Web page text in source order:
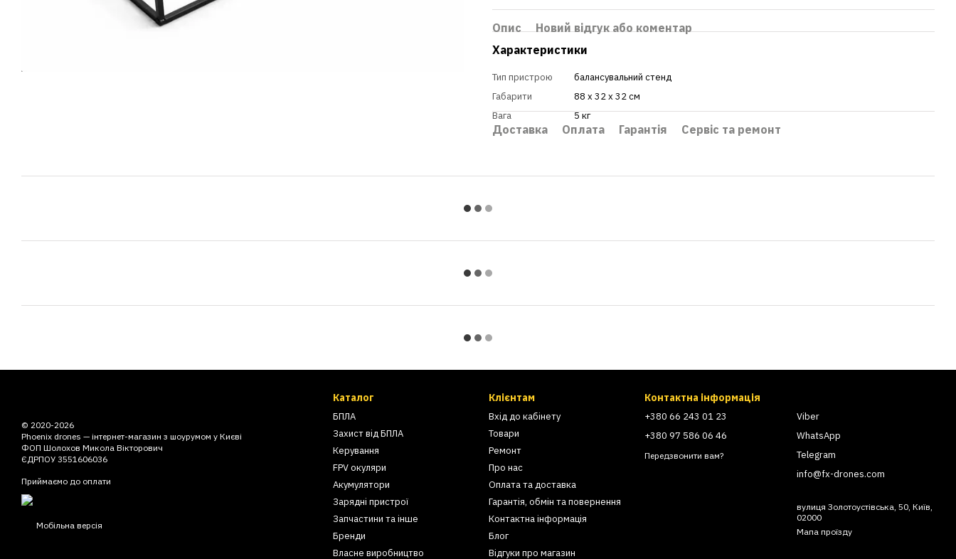
Опис
Новий відгук або коментар
Характеристики
Тип пристрою
балансувальний стенд
Габарити
88 х 32 х 32 см
Вага
5 кг
Доставка Оплата Гарантія Сервіс та ремонт
© 2020-2026
Phoenix drones — інтернет-магазин з шоурумом у Києві
ФОП Шолохов Микола Вікторович
ЄДРПОУ 3551606036
Приймаємо до оплати
Мобільна версія
Каталог
БПЛА
Захист від БПЛА
Керування
FPV окуляри
Акумулятори
Зарядні пристрої
Запчастини та інше
Бренди
Власне виробництво
Клієнтам
Вхід до кабінету
Товари
Ремонт
Про нас
Оплата та доставка
Гарантія, обмін та повернення
Контактна інформація
Блог
Відгуки про магазин
Контактна інформація
+380 66 243 01 23
+380 97 586 06 46
Передзвонити вам?
Viber
WhatsApp
Telegram
info@fx-drones.com
вулиця Золотоустівська, 50, Київ,
02000
Мапа проїзду